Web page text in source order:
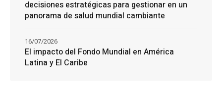
decisiones estratégicas para gestionar en un
panorama de salud mundial cambiante
El impacto del Fondo Mundial en América
Latina y El Caribe
16/07/2026